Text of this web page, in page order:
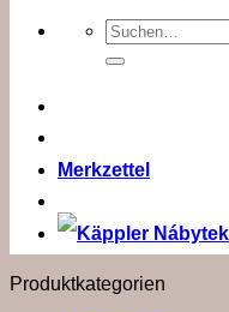
Suchen
nach:
Merkzettel
Produktkategorien